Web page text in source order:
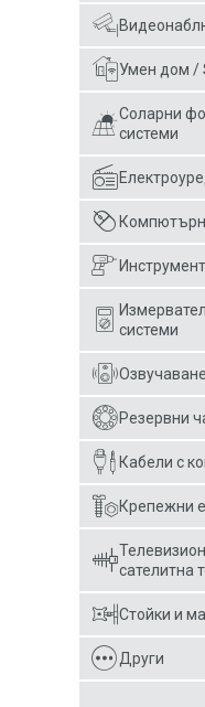
Умен дом /
Соларни
системи
системи
Озвучаване
Резервни
Кабели с
Крепежни
сателитна
Стойки и
Други